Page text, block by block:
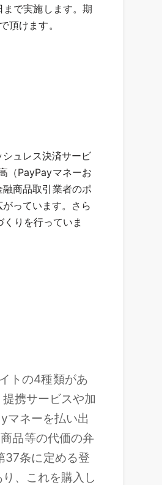
まで実施します。期
頂けます。
ュレス決済サービ
（PayPayマネーお
商品取引業者のポ
っています。さら
りを行っていま
トの4種類があ
携サービスや加
マネーを払い出
品等の代価の弁
37条に定める登
、これを購入し